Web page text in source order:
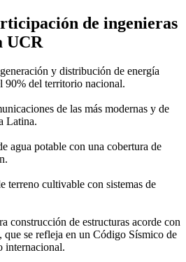
de ingenieras
UCR
y distribución de energía
90% del territorio nacional.
de las más modernas y de
Latina.
agua potable con una cobertura de
terreno cultivable con sistemas de
construcción de estructuras acorde con
que se refleja en un Código Sísmico de
internacional.